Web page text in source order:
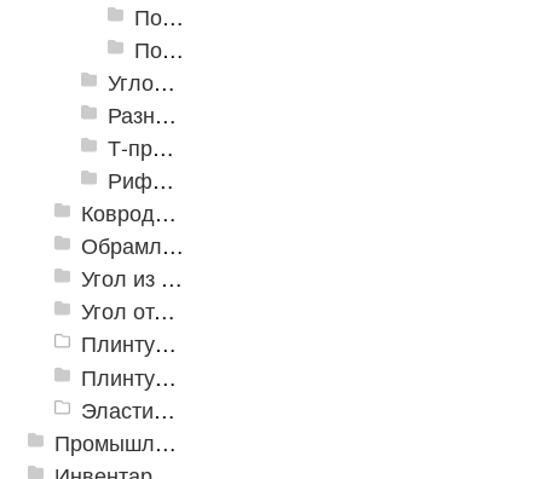
Пороги алюминиевые B-4 41х6-13 мм (скрытый крепеж)
Пороги алюминиевые B-5 80х4,6 мм (скрытый крепеж)
Угловые алюминиевые пороги
Разноуровневые алюминиевые профили
Т-профиль
Рифленые алюминиевые листы и углы квинтет
Ковродержатели
Обрамление
Угол из ПВХ
Угол отделочный арочный
Плинтус для столешниц
Плинтусы «KronPlast»
Эластичный напольно-стыковочный профиль Cezar
Промышленный текстиль